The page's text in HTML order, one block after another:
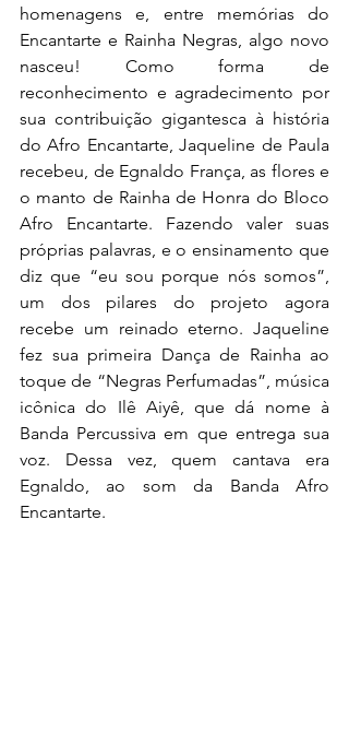
homenagens e, entre memórias do
Encantarte e Rainha Negras, algo novo
nasceu! Como forma de
reconhecimento e agradecimento por
sua contribuição gigantesca à história
do Afro Encantarte, Jaqueline de Paula
recebeu, de Egnaldo França, as flores e
o manto de Rainha de Honra do Bloco
Afro Encantarte. Fazendo valer suas
próprias palavras, e o ensinamento que
diz que “eu sou porque nós somos”,
um dos pilares do projeto agora
recebe um reinado eterno. Jaqueline
fez sua primeira Dança de Rainha ao
toque de “Negras Perfumadas”, música
icônica do Ilê Aiyê, que dá nome à
Banda Percussiva em que entrega sua
voz. Dessa vez, quem cantava era
Egnaldo, ao som da Banda Afro
Encantarte.